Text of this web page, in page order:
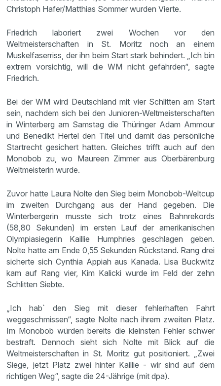
Christoph Hafer/Matthias Sommer wurden Vierte.
Friedrich laboriert zwei Wochen vor den
Weltmeisterschaften in St. Moritz noch an einem
Muskelfaserriss, der ihn beim Start stark behindert. „Ich bin
extrem vorsichtig, will die WM nicht gefährden“, sagte
Friedrich.
Bei der WM wird Deutschland mit vier Schlitten am Start
sein, nachdem sich bei den Junioren-Weltmeisterschaften
in Winterberg am Samstag die Thüringer Adam Ammour
und Benedikt Hertel den Titel und damit das persönliche
Startrecht gesichert hatten. Gleiches trifft auch auf den
Monobob zu, wo Maureen Zimmer aus Oberbärenburg
Weltmeisterin wurde.
Zuvor hatte Laura Nolte den Sieg beim Monobob-Weltcup
im zweiten Durchgang aus der Hand gegeben. Die
Winterbergerin musste sich trotz eines Bahnrekords
(58,80 Sekunden) im ersten Lauf der amerikanischen
Olympiasiegerin Kaillie Humphries geschlagen geben.
Nolte hatte am Ende 0,55 Sekunden Rückstand. Rang drei
sicherte sich Cynthia Appiah aus Kanada. Lisa Buckwitz
kam auf Rang vier, Kim Kalicki wurde im Feld der zehn
Schlitten Siebte.
„Ich hab` den Sieg mit dieser fehlerhaften Fahrt
weggeschmissen“, sagte Nolte nach ihrem zweiten Platz.
Im Monobob würden bereits die kleinsten Fehler schwer
bestraft. Dennoch sieht sich Nolte mit Blick auf die
Weltmeisterschaften in St. Moritz gut positioniert. „Zwei
Siege, jetzt Platz zwei hinter Kaillie - wir sind auf dem
richtigen Weg“, sagte die 24-Jährige (mit dpa).